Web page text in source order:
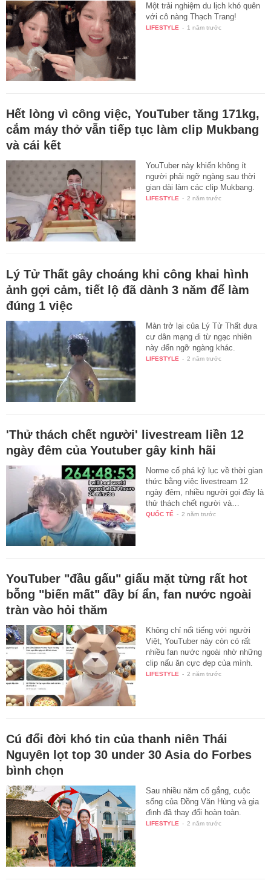
Một trải nghiệm du lịch khó quên
với cô nàng Thạch Trang!
LIFESTYLE - 1 năm trước
Hết lòng vì công việc, YouTuber tăng 171kg,
cắm máy thở vẫn tiếp tục làm clip Mukbang
và cái kết
YouTuber này khiến không ít
người phải ngỡ ngàng sau thời
gian dài làm các clip Mukbang.
LIFESTYLE - 2 năm trước
Lý Tử Thất gây choáng khi công khai hình
ảnh gợi cảm, tiết lộ đã dành 3 năm để làm
đúng 1 việc
Màn trở lại của Lý Tử Thất đưa
cư dân mạng đi từ ngạc nhiên
này đến ngỡ ngàng khác.
LIFESTYLE - 2 năm trước
'Thử thách chết người' livestream liền 12
ngày đêm của Youtuber gây kinh hãi
Norme cố phá kỷ lục về thời gian
thức bằng việc livestream 12
ngày đêm, nhiều người gọi đây là
thử thách chết người và…
QUỐC TẾ - 2 năm trước
YouTuber "đầu gấu" giấu mặt từng rất hot
bỗng "biến mất" đầy bí ẩn, fan nước ngoài
tràn vào hỏi thăm
Không chỉ nổi tiếng với người
Việt, YouTuber này còn có rất
nhiều fan nước ngoài nhờ những
clip nấu ăn cực đẹp của mình.
LIFESTYLE - 2 năm trước
Cú đổi đời khó tin của thanh niên Thái
Nguyên lọt top 30 under 30 Asia do Forbes
bình chọn
Sau nhiều năm cố gắng, cuộc
sống của Đồng Văn Hùng và gia
đình đã thay đổi hoàn toàn.
LIFESTYLE - 2 năm trước